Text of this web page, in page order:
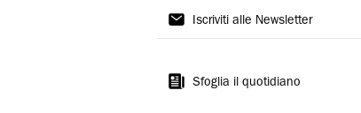
Il
Iscriviti alle Newsletter
Sfoglia il quotidiano